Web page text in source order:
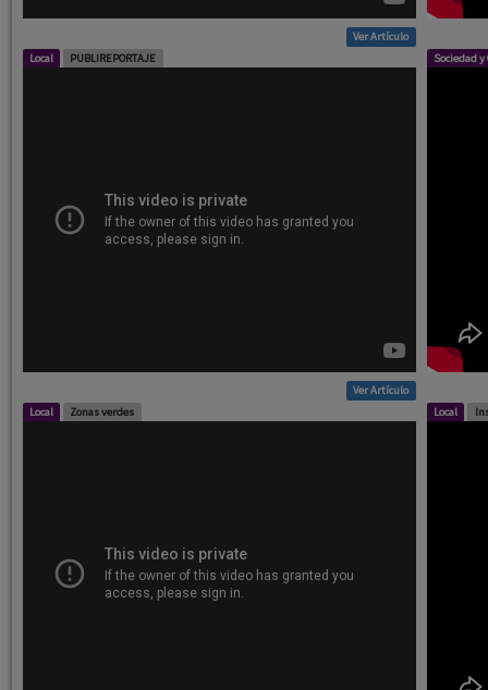
Ver Artículo
Local PUBLIREPORTAJE
Ver Artículo
Sociedad
Local Zonas verdes Local